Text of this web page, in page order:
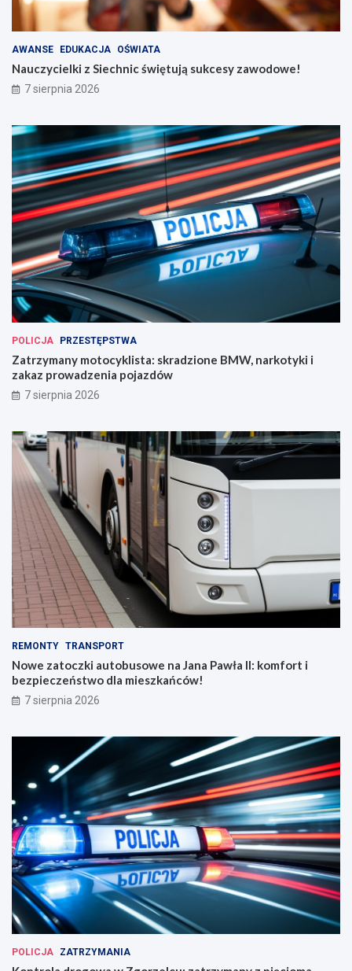
AWANSE EDUKACJA OŚWIATA
Nauczycielki z Siechnic świętują sukcesy zawodowe!
7 sierpnia 2026
POLICJA PRZESTĘPSTWA
Zatrzymany motocyklista: skradzione BMW, narkotyki i
zakaz prowadzenia pojazdów
7 sierpnia 2026
REMONTY TRANSPORT
Nowe zatoczki autobusowe na Jana Pawła II: komfort i
bezpieczeństwo dla mieszkańców!
7 sierpnia 2026
POLICJA ZATRZYMANIA